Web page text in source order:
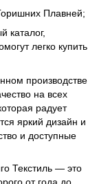
Плавней;
каталог,
легко купить
производстве
на всех
радует
яркий дизайн и
и доступные
Текстиль — это
от года до